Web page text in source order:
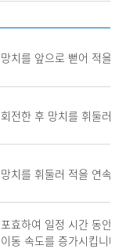
망치를 앞으로 뻗어 적을
회전한 후 망치를 휘둘러
망치를 휘둘러 적을 연속
포효하여 일정 시간 동안
이동 속도를 증가시킵니다.